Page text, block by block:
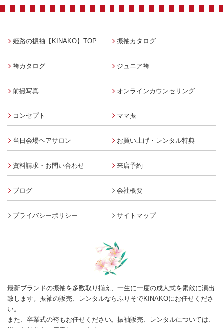
姫路の振袖【KINAKO】TOP 振袖カタログ
袴カタログ ジュニア袴
前撮写真 オンラインカウンセリング
コンセプト ママ振
当日会場ヘアサロン お買い上げ・レンタル特典
資料請求・お問い合わせ 来店予約
ブログ 会社概要
プライバシーポリシー サイトマップ
最新ブランドの振袖を多数取り揃え、一生に一度の成人式を素敵に演出
致します。振袖の販売、レンタルならふりそでKINAKOにお任せくださ
い。
また、卒業式の袴もお任せください。振袖販売、レンタルについては、